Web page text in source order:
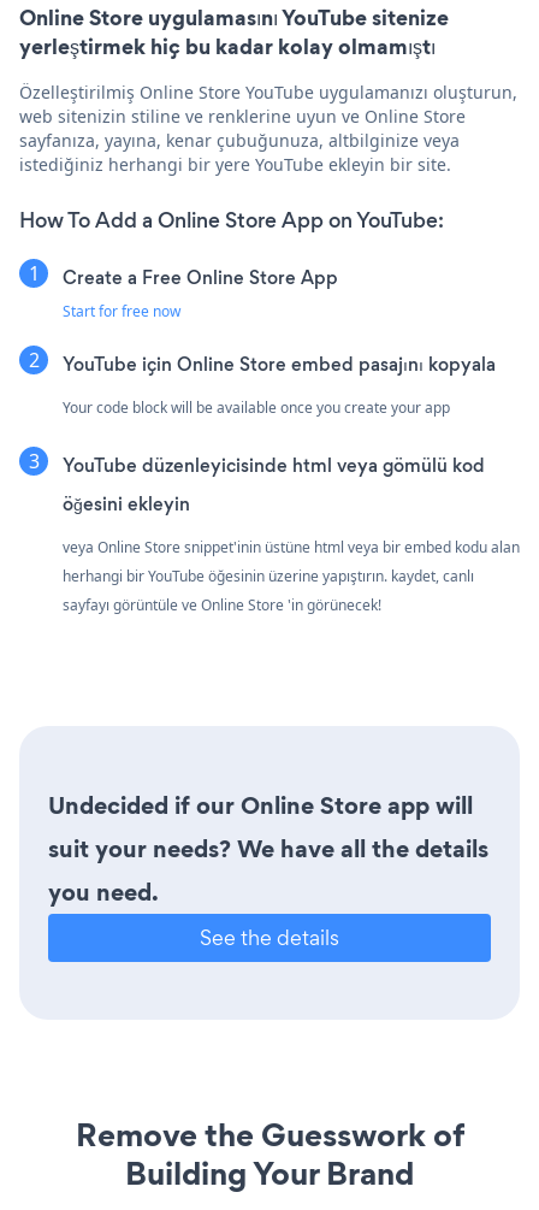
Online Store uygulamasını YouTube sitenize
yerleştirmek hiç bu kadar kolay olmamıştı
Özelleştirilmiş Online Store YouTube uygulamanızı oluşturun,
web sitenizin stiline ve renklerine uyun ve Online Store
sayfanıza, yayına, kenar çubuğunuza, altbilginize veya
istediğiniz herhangi bir yere YouTube ekleyin bir site.
How To Add a Online Store App on YouTube:
Create a Free Online Store App
Start for free now
YouTube için Online Store embed pasajını kopyala
Your code block will be available once you create your app
YouTube düzenleyicisinde html veya gömülü kod
öğesini ekleyin
veya Online Store snippet'inin üstüne html veya bir embed kodu alan
herhangi bir YouTube öğesinin üzerine yapıştırın. kaydet, canlı
sayfayı görüntüle ve Online Store 'in görünecek!
Undecided if our Online Store app will
suit your needs? We have all the details
you need.
See the details
Remove the Guesswork of
Building Your Brand